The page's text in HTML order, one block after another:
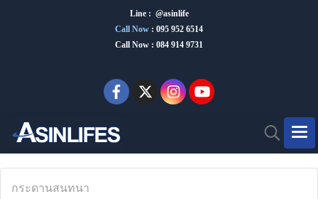
Line : @asinlife
Call Now : 095 952 6514
Call Now : 084 914 9731
กระดานสนทนา